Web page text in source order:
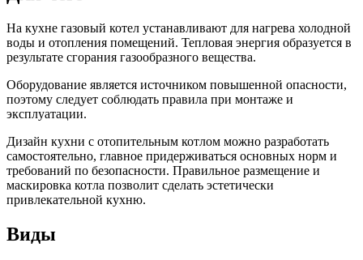
На кухне газовый котел устанавливают для нагрева холодной
воды и отопления помещений. Тепловая энергия образуется в
результате сгорания газообразного вещества.
Оборудование является источником повышенной опасности,
поэтому следует соблюдать правила при монтаже и
эксплуатации.
Дизайн кухни с отопительным котлом можно разработать
самостоятельно, главное придерживаться основных норм и
требований по безопасности. Правильное размещение и
маскировка котла позволит сделать эстетически
привлекательной кухню.
Виды